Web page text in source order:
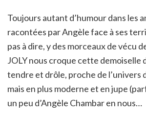
Toujours autant d’humour dans les
racontées par Angèle face à ses
pas à dire, y des morceaux de vécu
JOLY nous croque cette demoiselle
tendre et drôle, proche de l’univers
mais en plus moderne et en jupe
un peu d’Angèle Chambar en nous…